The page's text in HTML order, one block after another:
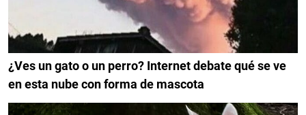
¿Ves un gato o un perro? Internet debate qué se ve
en esta nube con forma de mascota